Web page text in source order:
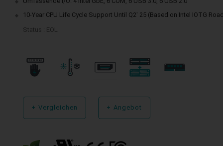
10-Year CPU Life Cycle Support Until Q2' 25 (Based on Intel IOTG
Status : EOL
+ Vergleichen + Angebot